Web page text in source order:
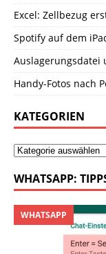
Excel: Zellbezug
Spotify auf dem
Auslagerungsdatei
Handy-Fotos nach
KATEGORIEN
WHATSAPP:
WHATSAPP